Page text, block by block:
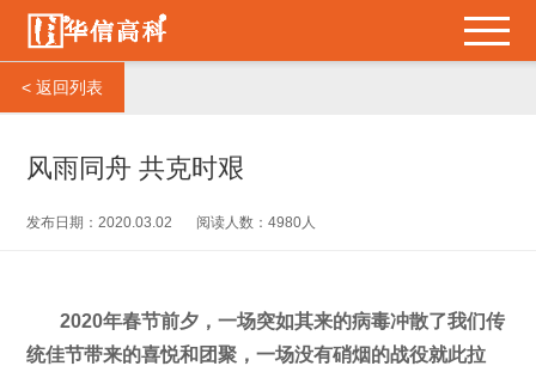
< 返回列表
风雨同舟 共克时艰
发布日期：2020.03.02 阅读人数：4980人
2020年春节前夕，一场突如其来的病毒冲散了我们传
统佳节带来的喜悦和团聚，一场没有硝烟的战役就此拉